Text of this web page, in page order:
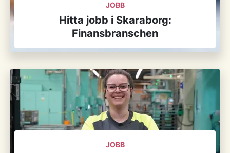
JOBB
Hitta jobb i Skaraborg:
Finansbranschen
JOBB